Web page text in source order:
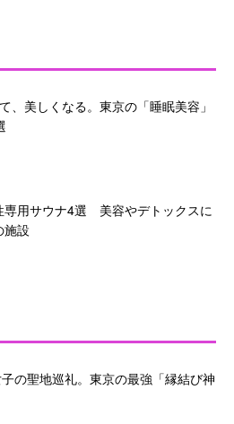
、美しくなる。東京の「睡眠美容」
専用サウナ4選 美容やデトックスに
施設
の聖地巡礼。東京の最強「縁結び神